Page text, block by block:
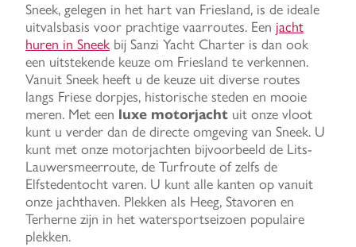
Sneek, gelegen in het hart van Friesland, is de ideale
uitvalsbasis voor prachtige vaarroutes. Een jacht
huren in Sneek bij Sanzi Yacht Charter is dan ook
een uitstekende keuze om Friesland te verkennen.
Vanuit Sneek heeft u de keuze uit diverse routes
langs Friese dorpjes, historische steden en mooie
meren. Met een luxe motorjacht uit onze vloot
kunt u verder dan de directe omgeving van Sneek. U
kunt met onze motorjachten bijvoorbeeld de Lits-
Lauwersmeerroute, de Turfroute of zelfs de
Elfstedentocht varen. U kunt alle kanten op vanuit
onze jachthaven. Plekken als Heeg, Stavoren en
Terherne zijn in het watersportseizoen populaire
plekken.